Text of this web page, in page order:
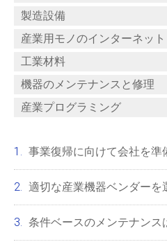
製造設備
産業用モノのインターネット
工業材料
機器のメンテナンスと修理
産業プログラミング
事業復帰に向けて会社を
適切な産業機器ベンダーを選択することで
条件ベースのメンテナンスは、産